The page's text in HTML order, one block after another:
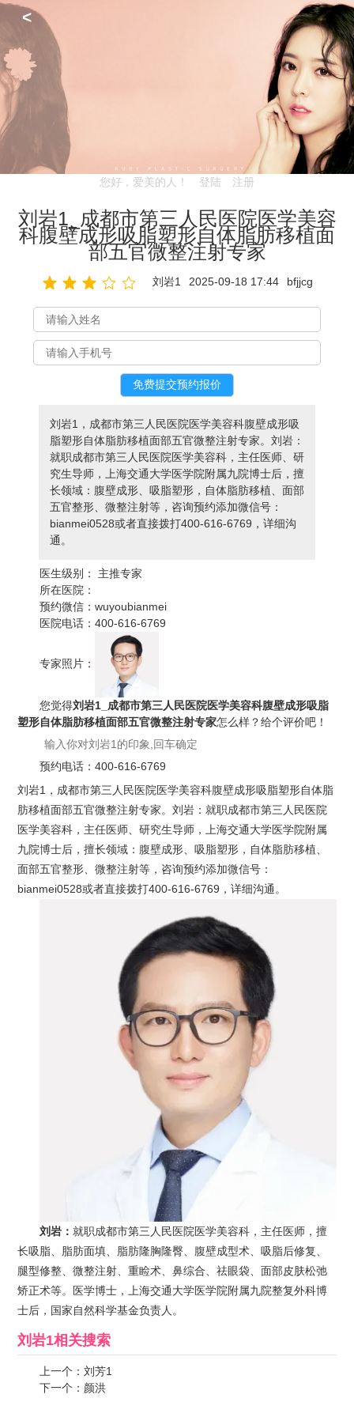
<
您好，爱美的人！ 登陆 注册
刘岩1_成都市第三人民医院医学美容
科腹壁成形吸脂塑形自体脂肪移植面
部五官微整注射专家
刘岩1 2025-09-18 17:44 bfjjcg
刘岩1，成都市第三人民医院医学美容科腹壁成形吸
脂塑形自体脂肪移植面部五官微整注射专家。刘岩：
就职成都市第三人民医院医学美容科，主任医师、研
究生导师，上海交通大学医学院附属九院博士后，擅
长领域：腹壁成形、吸脂塑形，自体脂肪移植、面部
五官整形、微整注射等，咨询预约添加微信号：
bianmei0528或者直接拨打400-616-6769，详细沟
通。
医生级别：
主推专家
所在医院：
预约微信：wuyoubianmei
医院电话：400-616-6769
专家照片：
您觉得刘岩1_成都市第三人民医院医学美容科腹壁成形吸脂
塑形自体脂肪移植面部五官微整注射专家怎么样？给个评价吧！
预约电话：400-616-6769
刘岩1，成都市第三人民医院医学美容科腹壁成形吸脂塑形自体脂
肪移植面部五官微整注射专家。刘岩：就职成都市第三人民医院
医学美容科，主任医师、研究生导师，上海交通大学医学院附属
九院博士后，擅长领域：腹壁成形、吸脂塑形，自体脂肪移植、
面部五官整形、微整注射等，咨询预约添加微信号：
bianmei0528或者直接拨打400-616-6769，详细沟通。
刘岩：就职成都市第三人民医院医学美容科，主任医师，擅
长吸脂、脂肪面填、脂肪隆胸隆臀、腹壁成型术、吸脂后修复、
腿型修整、微整注射、重睑术、鼻综合、祛眼袋、面部皮肤松弛
矫正术等。医学博士，上海交通大学医学院附属九院整复外科博
士后，国家自然科学基金负责人。
刘岩1相关搜索
上一个：刘芳1
下一个： 颜洪